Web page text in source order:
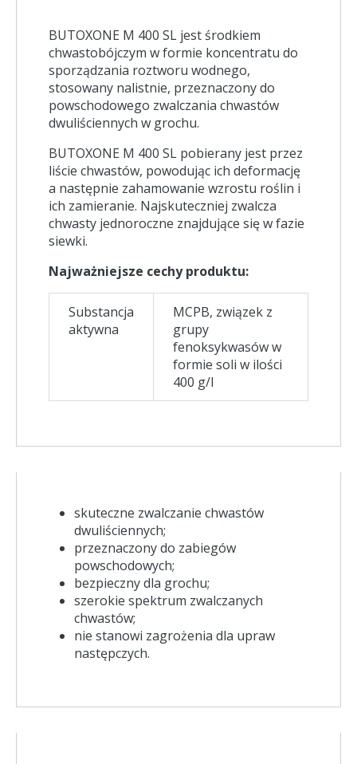
BUTOXONE M 400 SL jest środkiem
chwastobójczym w formie koncentratu do
sporządzania roztworu wodnego,
stosowany nalistnie, przeznaczony do
powschodowego zwalczania chwastów
dwuliściennych w grochu.
BUTOXONE M 400 SL pobierany jest przez
liście chwastów, powodując ich deformację
a następnie zahamowanie wzrostu roślin i
ich zamieranie. Najskuteczniej zwalcza
chwasty jednoroczne znajdujące się w fazie
siewki.
Najważniejsze cechy produktu:
Substancja
aktywna
MCPB, związek z
grupy
fenoksykwasów w
formie soli w ilości
400 g/l
skuteczne zwalczanie chwastów
dwuliściennych;
przeznaczony do zabiegów
powschodowych;
bezpieczny dla grochu;
szerokie spektrum zwalczanych
chwastów;
nie stanowi zagrożenia dla upraw
następczych.